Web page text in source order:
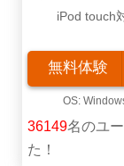
iPod touch
無料体験
36149名のユ
た！